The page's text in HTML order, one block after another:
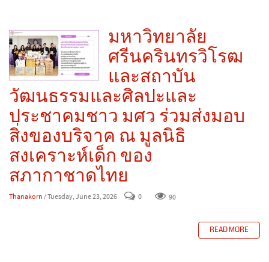
มหาวิทยาลัย
ศรีนครินทรวิโรฒ
และสถาบัน
วัฒนธรรมและศิลปะและ
ประชาคมชาว มศว ร่วมส่งมอบ
สิ่งของบริจาค ณ มูลนิธิ
สงเคราะห์เด็ก ของ
สภากาชาดไทย
Thanakorn / Tuesday, June 23, 2026 0 90
READ MORE